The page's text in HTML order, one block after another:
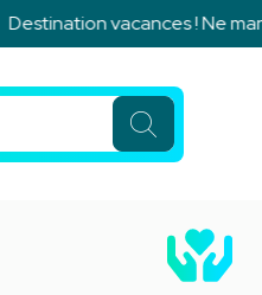
vacances ! Ne manquez
service